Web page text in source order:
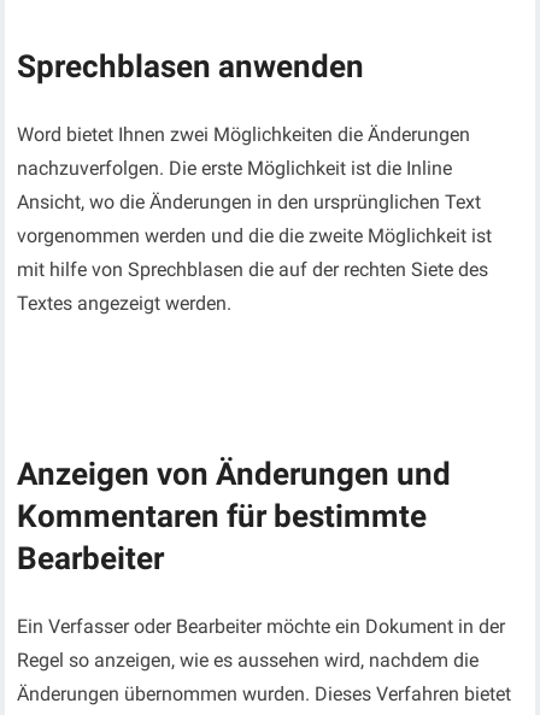
Sprechblasen anwenden
Word bietet Ihnen zwei Möglichkeiten die Änderungen
nachzuverfolgen. Die erste Möglichkeit ist die Inline
Ansicht, wo die Änderungen in den ursprünglichen Text
vorgenommen werden und die die zweite Möglichkeit ist
mit hilfe von Sprechblasen die auf der rechten Siete des
Textes angezeigt werden.
Anzeigen von Änderungen und
Kommentaren für bestimmte
Bearbeiter
Ein Verfasser oder Bearbeiter möchte ein Dokument in der
Regel so anzeigen, wie es aussehen wird, nachdem die
Änderungen übernommen wurden. Dieses Verfahren bietet